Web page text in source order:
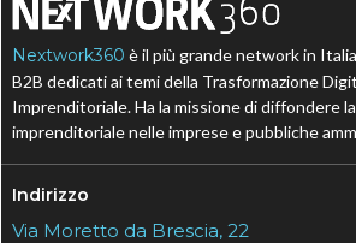
Nextwork360 è il più grande network in
B2B dedicati ai temi della Trasformazione
Imprenditoriale. Ha la missione di diffondere
imprenditoriale nelle imprese e pubbliche
Indirizzo
Via Moretto da Brescia, 22